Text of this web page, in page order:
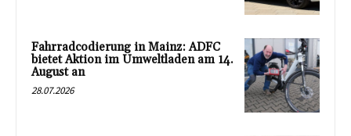
Fahrradcodierung in Mainz: ADFC
bietet Aktion im Umweltladen am 14.
August an
28.07.2026